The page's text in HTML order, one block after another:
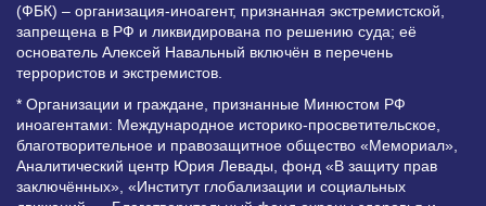
(ФБК) – организация-иноагент, признанная экстремистской,
запрещена в РФ и ликвидирована по решению суда; её
основатель Алексей Навальный включён в перечень
террористов и экстремистов.
* Организации и граждане, признанные Минюстом РФ
иноагентами: Международное историко-просветительское,
благотворительное и правозащитное общество «Мемориал»,
Аналитический центр Юрия Левады, фонд «В защиту прав
заключённых», «Институт глобализации и социальных